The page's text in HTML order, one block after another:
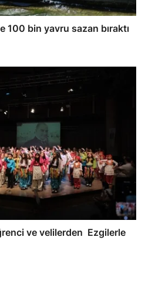
100 bin yavru sazan bıraktı
ve velilerden Ezgilerle